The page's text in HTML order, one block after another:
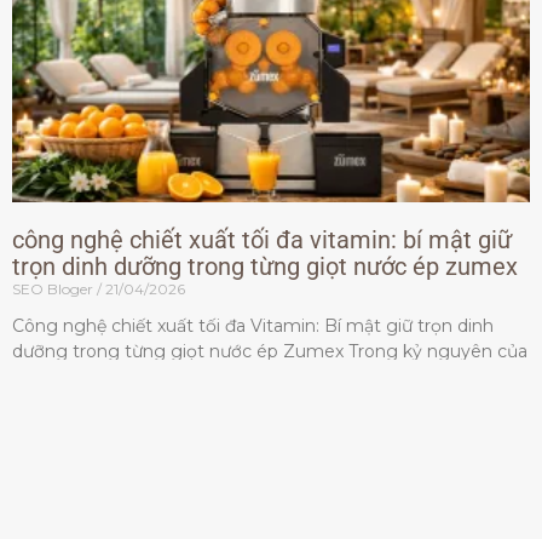
công nghệ chiết xuất tối đa vitamin: bí mật giữ
trọn dinh dưỡng trong từng giọt nước ép zumex
SEO Bloger 21/04/2026
Công nghệ chiết xuất tối đa Vitamin: Bí mật giữ trọn dinh
dưỡng trong từng giọt nước ép Zumex Trong kỷ nguyên của